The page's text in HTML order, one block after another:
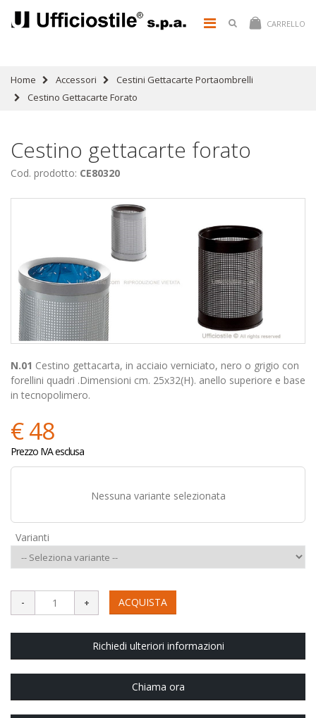
CARRELLO
Home Accessori
Cestini Gettacarte Portaombrelli
Cestino Gettacarte Forato
Cestino gettacarte forato
Cod. prodotto: CE80320
N.01 Cestino gettacarta, in acciaio verniciato, nero o grigio con
forellini quadri .Dimensioni cm. 25x32(H). anello superiore e base
in tecnopolimero.
€ 48
Prezzo IVA esclusa
Nessuna variante selezionata
Varianti
ACQUISTA
Richiedi ulteriori informazioni
Chiama ora